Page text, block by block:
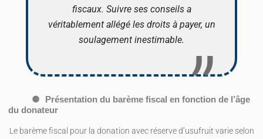
fiscaux. Suivre ses conseils a
véritablement allégé les droits à payer, un
soulagement inestimable.
Présentation du barème fiscal en fonction de l’âge
du donateur
Le barème fiscal pour la donation avec réserve d’usufruit varie selon